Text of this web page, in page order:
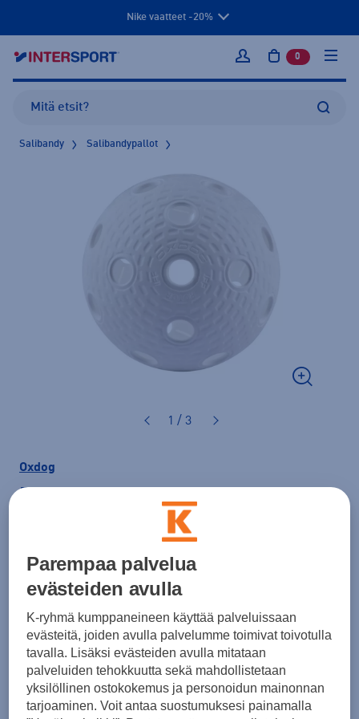
Nike vaatteet -20%
Kirjaudu sisään
0 tuotetta
Salibandy Salibandypallot
1 / 3
Oxdog
Rotor salibandypallo
Väri Valkoinen
Lisää ostoskoriin
Parempaa palvelua
evästeiden avulla
K-ryhmä kumppaneineen käyttää palveluissaan
evästeitä, joiden avulla palvelumme toimivat toivotulla
tavalla. Lisäksi evästeiden avulla mitataan
palveluiden tehokkuutta sekä mahdollistetaan
yksilöllinen ostokokemus ja personoidun mainonnan
tarjoaminen. Voit antaa suostumuksesi painamalla